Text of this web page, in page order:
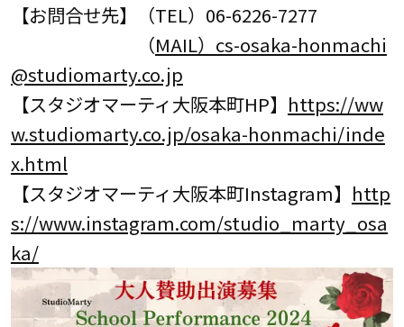
【お問合せ先】（TEL）06-6226-7277
（MAIL）cs-osaka-honmachi
@studiomarty.co.jp
【スタジオマーティ大阪本町HP】 https://ww
w.studiomarty.co.jp/osaka-honmachi/inde
x.html
【スタジオマーティ大阪本町Instagram】 http
s://www.instagram.com/studio_marty_osa
ka/